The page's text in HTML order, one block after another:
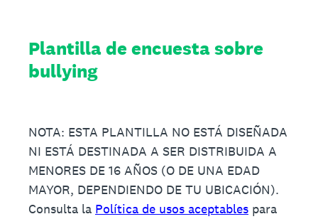
Plantilla de encuesta sobre
bullying
NOTA: ESTA PLANTILLA NO ESTÁ DISEÑADA
NI ESTÁ DESTINADA A SER DISTRIBUIDA A
MENORES DE 16 AÑOS (O DE UNA EDAD
MAYOR, DEPENDIENDO DE TU UBICACIÓN).
Consulta la Política de usos aceptables para